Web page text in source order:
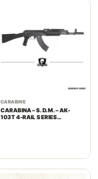
CARABINE
CARABINA – S.D.M. – AK-
103T 4-RAIL SERIES